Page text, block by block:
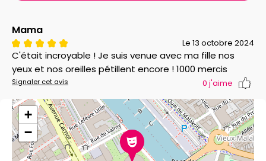
Mama
Le 13 octobre 2024
C'était incroyable ! Je suis venue avec ma fille nos
yeux et nos oreilles pétillent encore ! 1000 mercis
Signaler cet avis 0 j'aime
+
−